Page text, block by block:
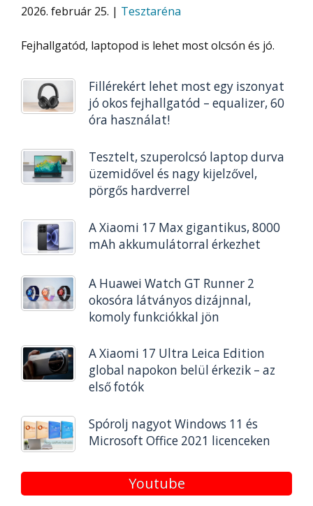
2026. február 25. | Tesztaréna
Fejhallgatód, laptopod is lehet most olcsón és jó.
Fillérekért lehet most egy iszonyat
jó okos fejhallgatód – equalizer, 60
óra használat!
Tesztelt, szuperolcsó laptop durva
üzemidővel és nagy kijelzővel,
pörgős hardverrel
A Xiaomi 17 Max gigantikus, 8000
mAh akkumulátorral érkezhet
A Huawei Watch GT Runner 2
okosóra látványos dizájnnal,
komoly funkciókkal jön
A Xiaomi 17 Ultra Leica Edition
global napokon belül érkezik – az
első fotók
Spórolj nagyot Windows 11 és
Microsoft Office 2021 licenceken
Youtube